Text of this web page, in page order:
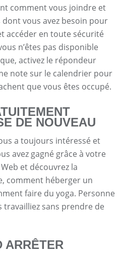
comment vous joindre et
vous avez besoin pour
accéder en toute sécurité
n’êtes pas disponible
activez le répondeur
note sur le calendrier pour
que vous êtes occupé.
DE NOUVEAU
a toujours intéressé et
avez gagné grâce à votre
et découvrez la
comment héberger un
faire du yoga. Personne
travailliez sans prendre de
ARRÊTER